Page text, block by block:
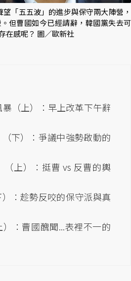
「五五波」的進步與保守兩大陣營，
但曹國如今已經請辭，韓國黨失去可
在感呢？ 圖／歐新社
（上）：早上改革下午辭
下）：爭議中強勢啟動的
上）：挺曹 vs 反曹的輿
：趁勢反咬的保守派與真
：曹國醜聞...表裡不一的